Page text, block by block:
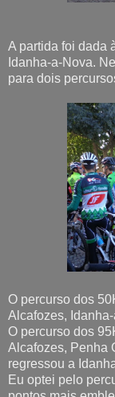
A partida foi dada
Idanha-a-Nova.
para dois
O percurso dos
Alcafozes,
O percurso dos
Alcafozes, Penha
regressou a
Eu optei pelo